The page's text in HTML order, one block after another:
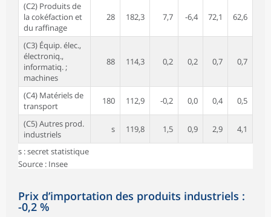
(C2) Produits de
la cokéfaction et
du raffinage
28 182,3 7,7 -6,4 72,1 62,6
(C3) Équip. élec.,
électroniq.,
informatiq. ;
machines
88 114,3 0,2 0,2 0,7 0,7
(C4) Matériels de
transport
180 112,9 -0,2 0,0 0,4 0,5
(C5) Autres prod.
industriels
s 119,8 1,5 0,9 2,9 4,1
s : secret statistique
Source : Insee
Prix d’importation des produits industriels :
-0,2 %